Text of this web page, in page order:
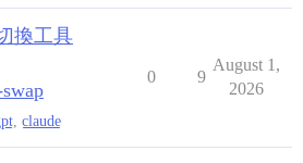
換工具
claude
0 9
August 1,
2026